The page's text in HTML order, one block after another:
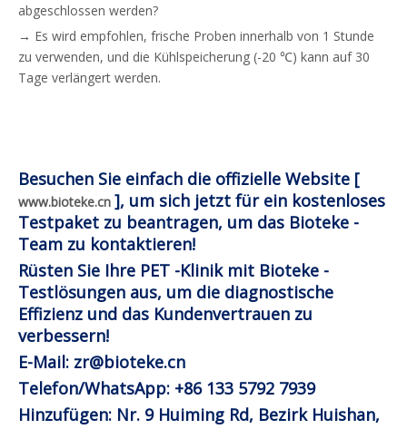
abgeschlossen werden?
→ Es wird empfohlen, frische Proben innerhalb von 1 Stunde
zu verwenden, und die Kühlspeicherung (-20 ℃) ​​kann auf 30
Tage verlängert werden.
Besuchen Sie einfach die offizielle Website [
www.bioteke.cn ], um sich jetzt für ein kostenloses
Testpaket zu beantragen, um das Bioteke -
Team zu kontaktieren!
Rüsten Sie Ihre PET -Klinik mit Bioteke -
Testlösungen aus, um die diagnostische
Effizienz und das Kundenvertrauen zu
verbessern!
E-Mail: zr@bioteke.cn
Telefon/WhatsApp: +86 133 5792 7939
Hinzufügen: Nr. 9 Huiming Rd, Bezirk Huishan,